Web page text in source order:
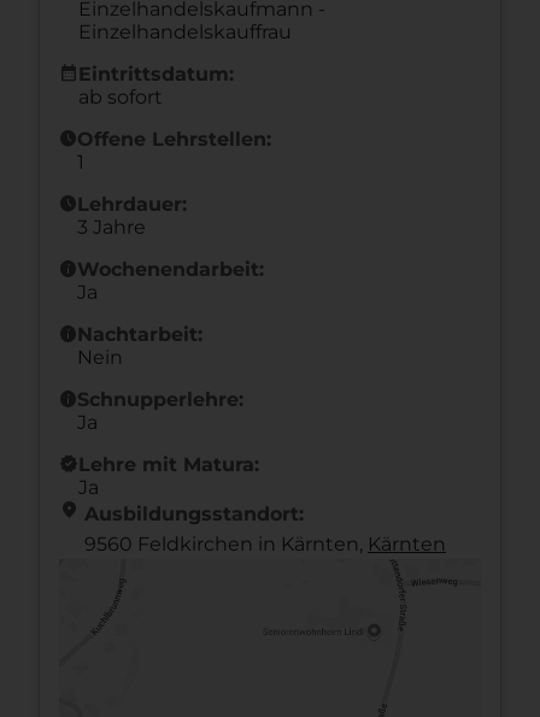
Einzelhandelskaufmann -
Einzelhandelskauffrau
calendar_month Eintrittsdatum:
ab sofort
scheduleOffene Lehrstellen:
1
scheduleLehrdauer:
3 Jahre
infoWochenendarbeit:
Ja
infoNachtarbeit:
Nein
infoSchnupperlehre:
Ja
new_releasesLehre mit Matura:
Ja
location_on Ausbildungsstandort:
9560 Feldkirchen in Kärnten, Kärnten